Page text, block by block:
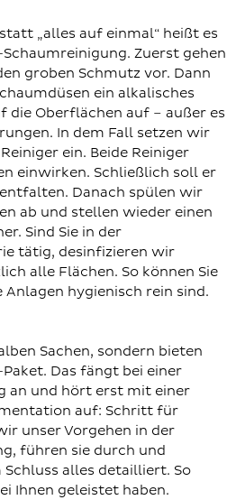
„alles auf einmal“ heißt es
Zuerst gehen
groben Schmutz vor. Dann
ein alkalisches
die Oberflächen auf – außer es
In dem Fall setzen wir
ein. Beide Reiniger
einwirken. Schließlich soll er
Danach spülen wir
ab und stellen wieder einen
Sind Sie in der
tätig, desinfizieren wir
alle Flächen. So können Sie
Anlagen hygienisch rein sind.
Sachen, sondern bieten
Das fängt bei einer
an und hört erst mit einer
auf: Schritt für
unser Vorgehen in der
führen sie durch und
alles detailliert. So
Ihnen geleistet haben.